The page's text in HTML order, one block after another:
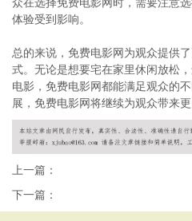
体验受到影响。
总的来说，免费电影网为观众提供
式。无论是想要宅在家里休闲放松
电影，免费电影网都能满足观众的
展，免费电影网将继续为观众带来更
上一篇：
下一篇：